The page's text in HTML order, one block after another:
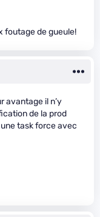
foutage de gueule!
avantage il n’y
de la prod
task force avec